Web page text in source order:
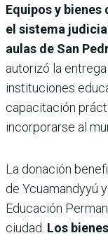
Equipos y
el sistema
aulas de San
autorizó la
instituciones
capacitación
incorporarse al
La donación
de Ycuamandyyú
Educación
ciudad. Los